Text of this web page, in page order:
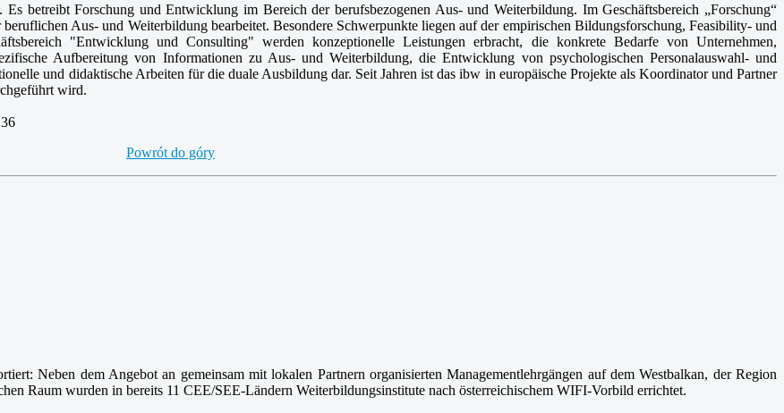
betreibt Forschung und Entwicklung im Bereich der berufsbezogenen Aus- und Weiterbildung. Im Geschäftsbereich „Forschung“
Aus- und Weiterbildung bearbeitet. Besondere Schwerpunkte liegen auf der empirischen Bildungsforschung, Feasibility- und
"Entwicklung und Consulting" werden konzeptionelle Leistungen erbracht, die konkrete Bedarfe von Unternehmen,
Aufbereitung von Informationen zu Aus- und Weiterbildung, die Entwicklung von psychologischen Personalauswahl- und
und didaktische Arbeiten für die duale Ausbildung dar. Seit Jahren ist das ibw in europäische Projekte als Koordinator und Partner
wird.
Powrót do góry
Neben dem Angebot an gemeinsam mit lokalen Partnern organisierten Managementlehrgängen auf dem Westbalkan, der Region
Raum wurden in bereits 11 CEE/SEE-Ländern Weiterbildungsinstitute nach österreichischem WIFI-Vorbild errichtet.